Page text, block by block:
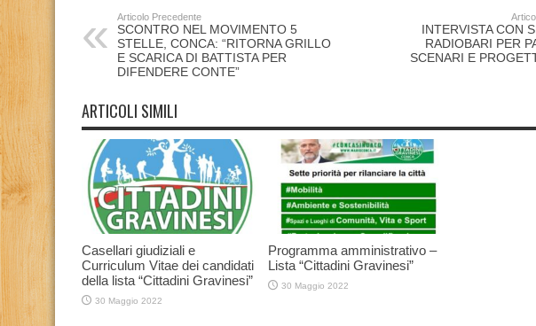
Articolo Precedente
SCONTRO NEL MOVIMENTO 5
STELLE, CONCA: “RITORNA GRILLO
E SCARICA DI BATTISTA PER
DIFENDERE CONTE”
INTERVISTA CON
RADIOBARI PER
SCENARI E
ARTICOLI SIMILI
Casellari giudiziali e
Curriculum Vitae dei candidati
della lista “Cittadini Gravinesi”
30 Maggio 2022
Programma amministrativo –
Lista “Cittadini Gravinesi”
30 Maggio 2022